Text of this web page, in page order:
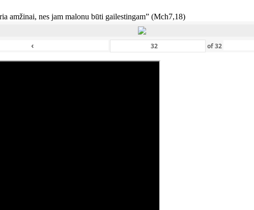
amžinai, nes jam malonu būti gailestingam” (Mch7,18)
‹ of32